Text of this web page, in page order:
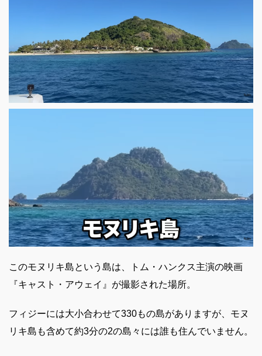
このモヌリキ島という島は、トム・ハンクス主演の映画
『キャスト・アウェイ』が撮影された場所。
フィジーには大小合わせて330もの島がありますが、モヌ
リキ島も含めて約3分の2の島々には誰も住んでいません。